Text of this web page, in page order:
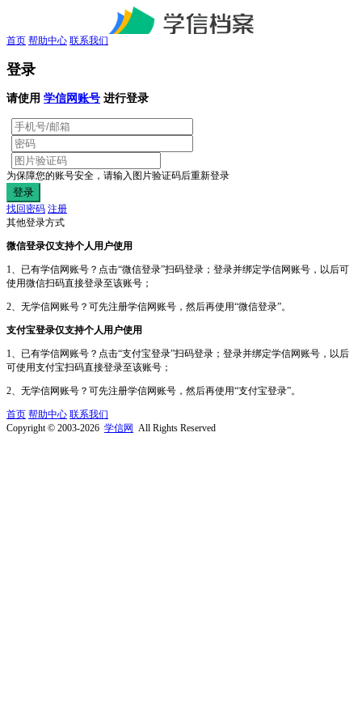
首页 帮助中心 联系我们
登录
请使用 学信网账号 进行登录
为保障您的账号安全，请输入图片验证码后重新登录
找回密码 注册
其他登录方式
微信登录仅支持个人用户使用
1、已有学信网账号？点击“微信登录”扫码登录；登录并绑定学信网账号，以后可
使用微信扫码直接登录至该账号；
2、无学信网账号？可先注册学信网账号，然后再使用“微信登录”。
支付宝登录仅支持个人用户使用
1、已有学信网账号？点击“支付宝登录”扫码登录；登录并绑定学信网账号，以后
可使用支付宝扫码直接登录至该账号；
2、无学信网账号？可先注册学信网账号，然后再使用“支付宝登录”。
首页 帮助中心 联系我们
Copyright © 2003-2026 学信网 All Rights Reserved